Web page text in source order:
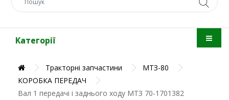
Категорії
Тракторні запчастини
МТЗ-80
КОРОБКА ПЕРЕДАЧ
Вал 1 передачі і заднього ходу МТЗ 70-1701382